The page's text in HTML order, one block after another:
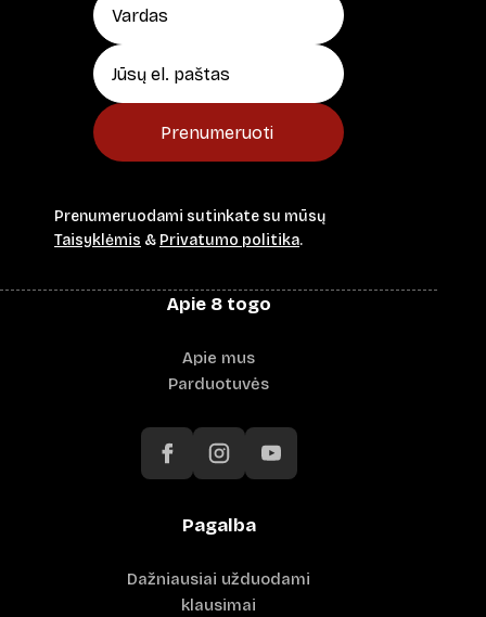
Prenumeruoti
Prenumeruodami sutinkate su mūsų
Taisyklėmis & Privatumo politika.
Apie 8 togo
Apie mus
Parduotuvės
Pagalba
Dažniausiai užduodami
klausimai